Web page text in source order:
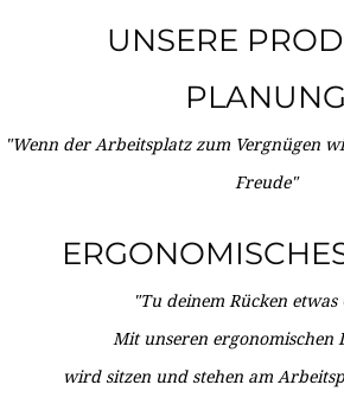
UNSERE
PLANUNG
"Wenn der Arbeitsplatz zum Vergnügen
Freude"
"Tu deinem Rücken etwas
Mit unseren ergonomischen
wird sitzen und stehen am